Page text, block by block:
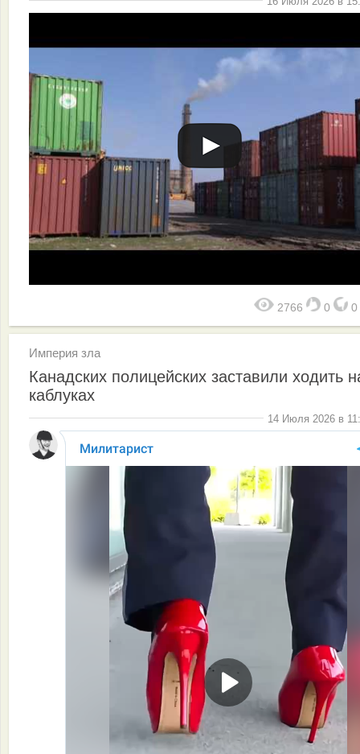
2766 0 0
Империя зла
Канадских полицейских заставили ходить
каблуках
14 Июля 2026 в